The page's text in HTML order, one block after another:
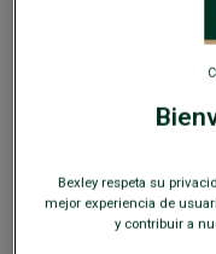
Chaleco de traje
LAZARE
Corte ajustado - 100
Bexley respeta su
mejor experiencia de
y contribuir a